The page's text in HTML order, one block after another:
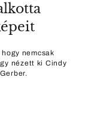
nemcsak
nézett ki Cindy